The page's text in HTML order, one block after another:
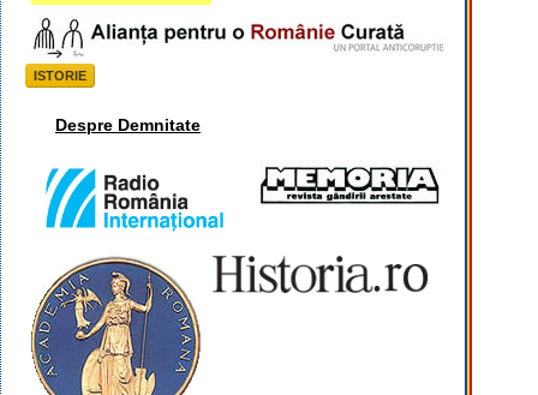
ISTORIE
Despre Demnitate